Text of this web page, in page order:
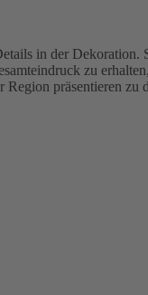
in der Dekoration.
zu
präsentieren zu